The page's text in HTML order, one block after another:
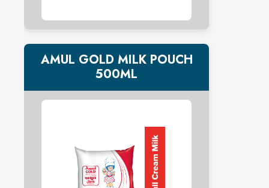
AMUL GOLD MILK POUCH
500ML